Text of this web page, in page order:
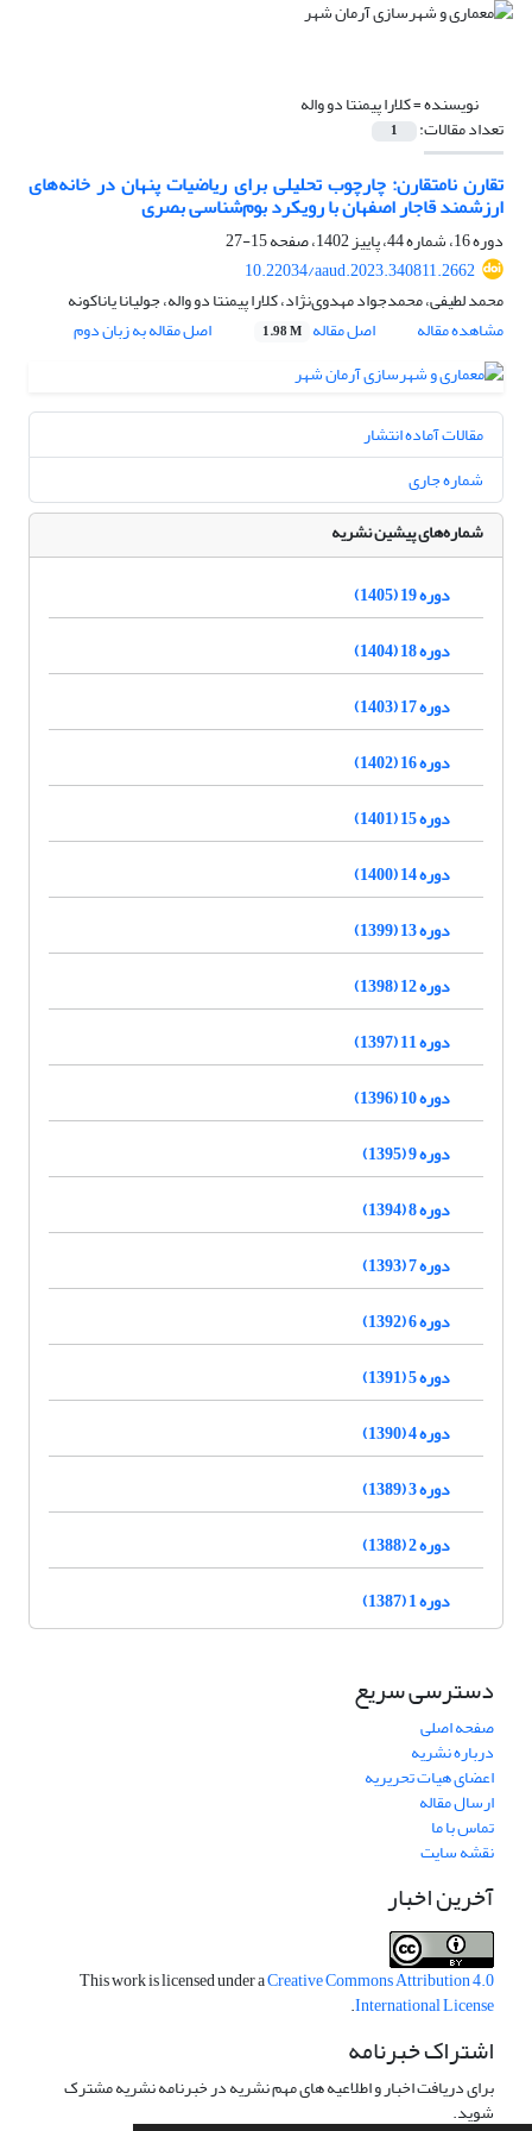
نویسنده =کلارا پیمنتا دو واله
تعداد مقالات: 1
تقارن نامتقارن: چارچوب تحلیلی برای ریاضیات پنهان در خانه‌های
ارزشمند قاجار اصفهان با رویکرد بوم‌شناسی بصری
دوره 16، شماره 44، پاییز 1402، صفحه
15-27
10.22034/aaud.2023.340811.2662
محمد لطیفی، محمدجواد مهدوی‌نژاد، کلارا پیمنتا دو واله، جولیانا یاناکونه
مشاهده مقاله
اصل مقاله 1.98 M اصل مقاله به زبان دوم
مقالات آماده انتشار
شماره جاری
شماره‌های پیشین نشریه
دوره 19 (1405)
دوره 18 (1404)
دوره 17 (1403)
دوره 16 (1402)
دوره 15 (1401)
دوره 14 (1400)
دوره 13 (1399)
دوره 12 (1398)
دوره 11 (1397)
دوره 10 (1396)
دوره 9 (1395)
دوره 8 (1394)
دوره 7 (1393)
دوره 6 (1392)
دوره 5 (1391)
دوره 4 (1390)
دوره 3 (1389)
دوره 2 (1388)
دوره 1 (1387)
دسترسی سریع
صفحه اصلی
درباره نشریه
اعضای هیات تحریریه
ارسال مقاله
تماس با ما
نقشه سایت
آخرین اخبار
This work is licensed under aCreative Commons Attribution 4.0
International License
.
اشتراک خبرنامه
برای دریافت اخبار و اطلاعیه های مهم نشریه در خبرنامه نشریه مشترک
شوید.